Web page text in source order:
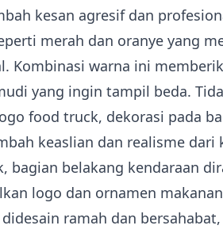
kesan agresif dan
merah dan oranye yang
Kombinasi warna ini
yang ingin tampil beda.
food truck, dekorasi pada
keaslian dan realisme dari
bagian belakang kendaraan
logo dan ornamen
ramah dan